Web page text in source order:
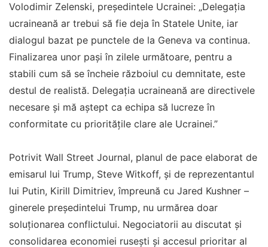
Volodimir Zelenski, președintele Ucrainei: „Delegația
ucraineană ar trebui să fie deja în Statele Unite, iar
dialogul bazat pe punctele de la Geneva va continua.
Finalizarea unor pași în zilele următoare, pentru a
stabili cum să se încheie războiul cu demnitate, este
destul de realistă. Delegația ucraineană are directivele
necesare și mă aștept ca echipa să lucreze în
conformitate cu prioritățile clare ale Ucrainei.”
Potrivit Wall Street Journal, planul de pace elaborat de
emisarul lui Trump, Steve Witkoff, și de reprezentantul
lui Putin, Kirill Dimitriev, împreună cu Jared Kushner –
ginerele președintelui Trump, nu urmărea doar
soluționarea conflictului. Negociatorii au discutat și
consolidarea economiei rusești și accesul prioritar al